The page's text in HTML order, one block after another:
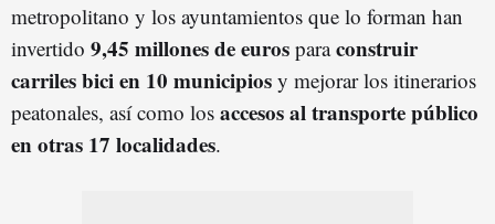
metropolitano y los ayuntamientos que lo forman han
invertido 9,45 millones de euros paraconstruir
carriles bici en 10 municipios y mejorar los itinerarios
peatonales, así como los accesos al transporte público
en otras 17 localidades.